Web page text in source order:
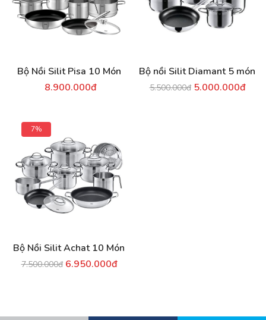
Bộ Nồi Silit Pisa 10 Món
8.900.000đ
Bộ nồi Silit Diamant 5 món
5.500.000đ 5.000.000đ
7%
Bộ Nồi Silit Achat 10 Món
7.500.000đ 6.950.000đ